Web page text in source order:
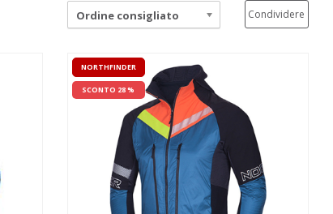
Ordine consigliato Condividere
NORTHFINDER
SCONTO 28 %